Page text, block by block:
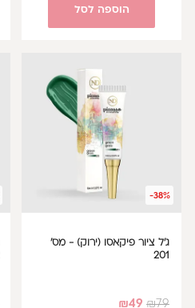
הוספה לסל
-38%
ג'ל ציור פיקאסו (ירוק) - מס'
201
₪79
₪49